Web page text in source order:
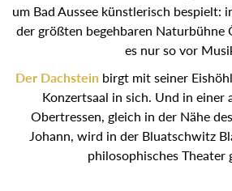
um Bad Aussee künstlerisch bespielt:
der größten begehbaren Naturbühne
es nur so vor
Der Dachstein birgt mit seiner
Konzertsaal in sich. Und in einer
Obertressen, gleich in der Nähe
Johann, wird in der Bluatschwitz
philosophisches Theater